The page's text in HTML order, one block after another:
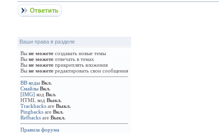
Ваши права в разделе
Вы не можете создавать новые темы
Вы не можете отвечать в темах
Вы не можете прикреплять вложения
Вы не можете редактировать свои сообщения
BB коды Вкл.
Смайлы Вкл.
[IMG] код Вкл.
HTML код Выкл.
Trackbacks are Выкл.
Pingbacks are Вкл.
Refbacks are Выкл.
Правила форума